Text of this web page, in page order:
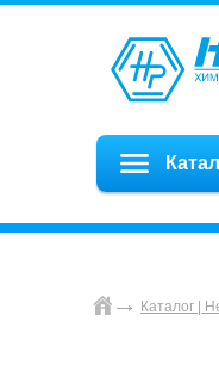
Каталог |